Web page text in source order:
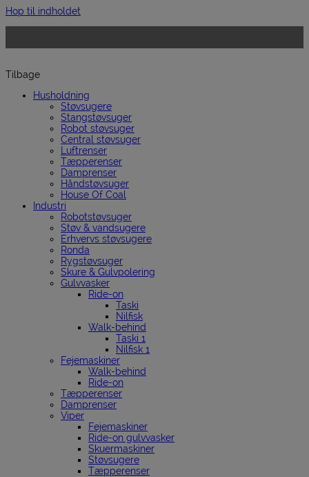
Hop til indholdet
Tilbage
Husholdning
Støvsugere
Stangstøvsuger
Robot støvsuger
Central støvsuger
Luftrenser
Tæpperenser
Damprenser
Håndstøvsuger
House Of Coal
Industri
Robotstøvsuger
Støv & vandsugere
Erhvervs støvsugere
Ronda
Rygstøvsuger
Skure & Gulvpolering
Gulvvasker
Ride-on
Taski
Nilfisk
Walk-behind
Taski 1
Nilfisk 1
Fejemaskiner
Walk-behind
Ride-on
Tæpperenser
Damprenser
Viper
Fejemaskiner
Ride-on gulvvasker
Skuermaskiner
Støvsugere
Tæpperenser